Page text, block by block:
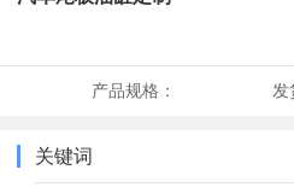
产品规格： 发
关键词